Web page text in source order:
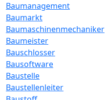
Baumanagement
Baumarkt
Baumaschinenmechaniker
Baumeister
Bauschlosser
Bausoftware
Baustelle
Baustellenleiter